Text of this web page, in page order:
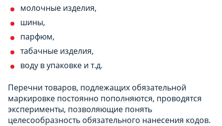
молочные изделия,
шины,
парфюм,
табачные изделия,
воду в упаковке и т.д.
Перечни товаров, подлежащих обязательной
маркировке постоянно пополняются, проводятся
эксперименты, позволяющие понять
целесообразность обязательного нанесения кодов.